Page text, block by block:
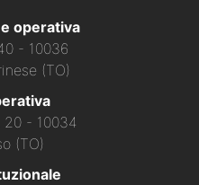
operativa
- 10036
(TO)
20 - 10034
(TO)